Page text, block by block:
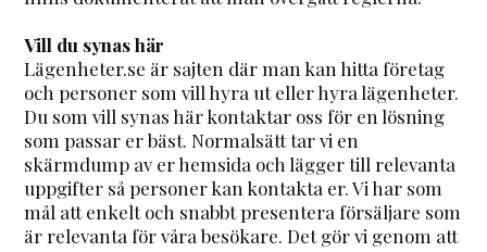
Vill du synas här
Lägenheter.se är sajten där man kan hitta företag
och personer som vill hyra ut eller hyra lägenheter.
Du som vill synas här kontaktar oss för en lösning
som passar er bäst. Normalsätt tar vi en
skärmdump av er hemsida och lägger till relevanta
uppgifter så personer kan kontakta er. Vi har som
mål att enkelt och snabbt presentera försäljare som
är relevanta för våra besökare. Det gör vi genom att